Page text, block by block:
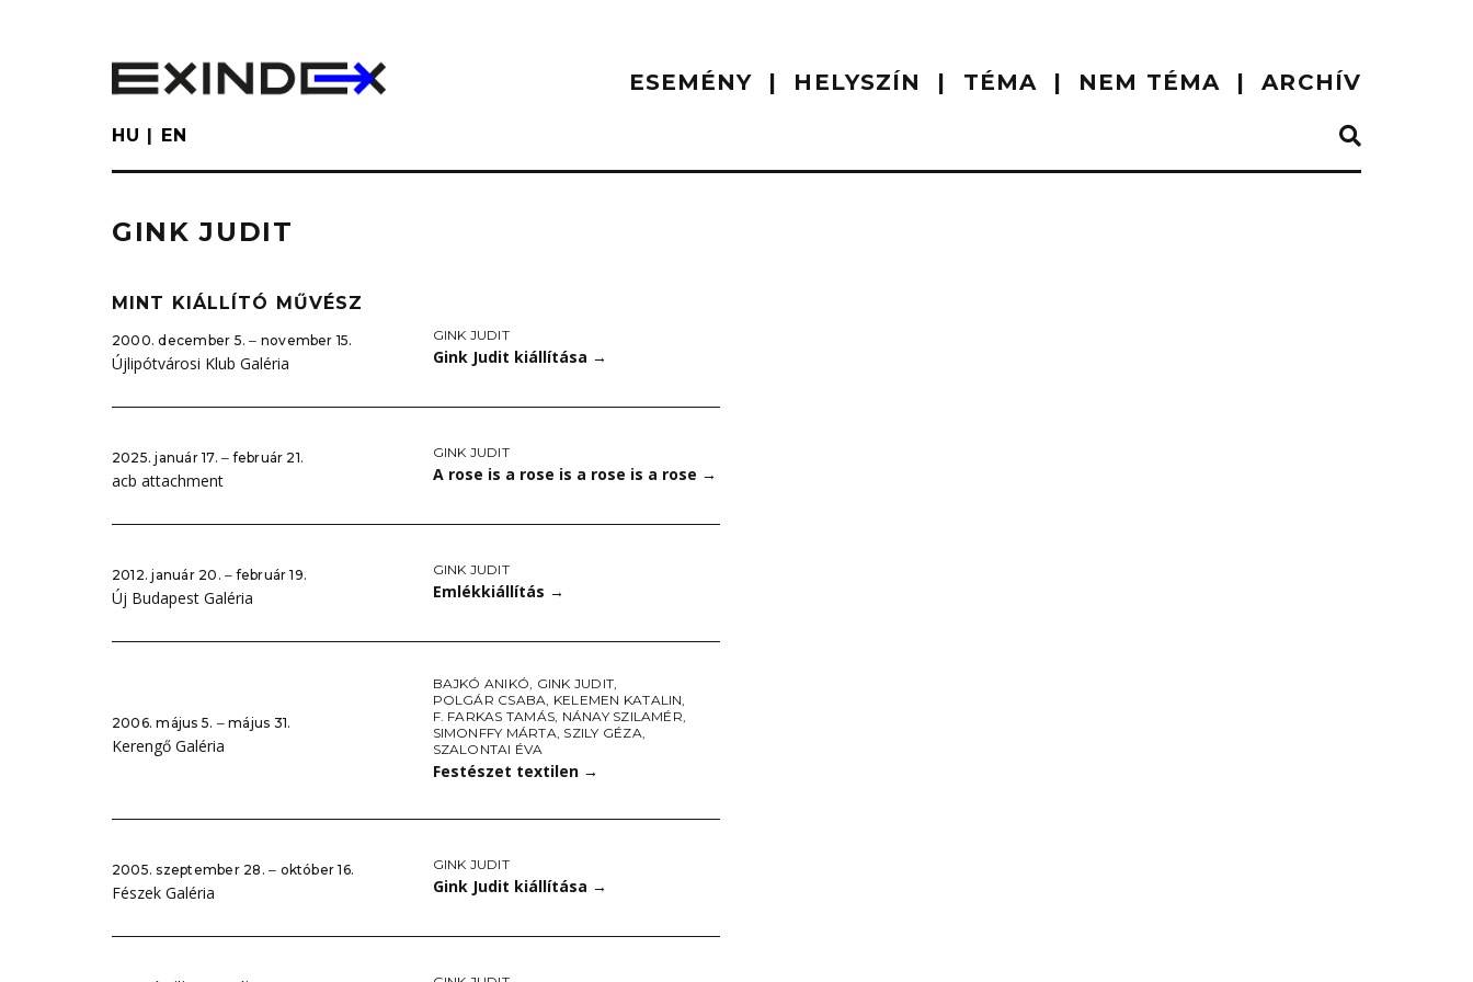
ESEMÉNY HELYSZÍN TÉMA NEM TÉMA ARCHÍV
HU EN
GINK JUDIT
MINT KIÁLLÍTÓ MŰVÉSZ
2000. december 5. ‒ november 15.
Újlipótvárosi Klub Galéria
GINK JUDIT
Gink Judit kiállítása →
2025. január 17. ‒ február 21.
acb attachment
GINK JUDIT
A rose is a rose is a rose is a rose →
2012. január 20. ‒ február 19.
Új Budapest Galéria
GINK JUDIT
Emlékkiállítás →
2006. május 5. ‒ május 31.
Kerengő Galéria
BAJKÓ ANIKÓ, GINK JUDIT,
POLGÁR CSABA, KELEMEN KATALIN,
F. FARKAS TAMÁS, NÁNAY SZILAMÉR,
SIMONFFY MÁRTA, SZILY GÉZA,
SZALONTAI ÉVA
Festészet textilen →
2005. szeptember 28. ‒ október 16.
Fészek Galéria
GINK JUDIT
Gink Judit kiállítása →